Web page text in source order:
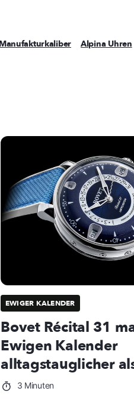
Manufakturkaliber Alpina Uhren
EWIGER KALENDER
Bovet Récital 31
Ewigen Kalender
alltagstauglicher
3 Minuten